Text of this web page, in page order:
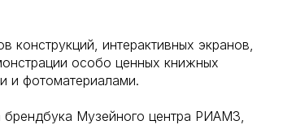
конструкций, интерактивных экранов,
особо ценных книжных
и фотоматериалами.
брендбука Музейного центра РИАМЗ,